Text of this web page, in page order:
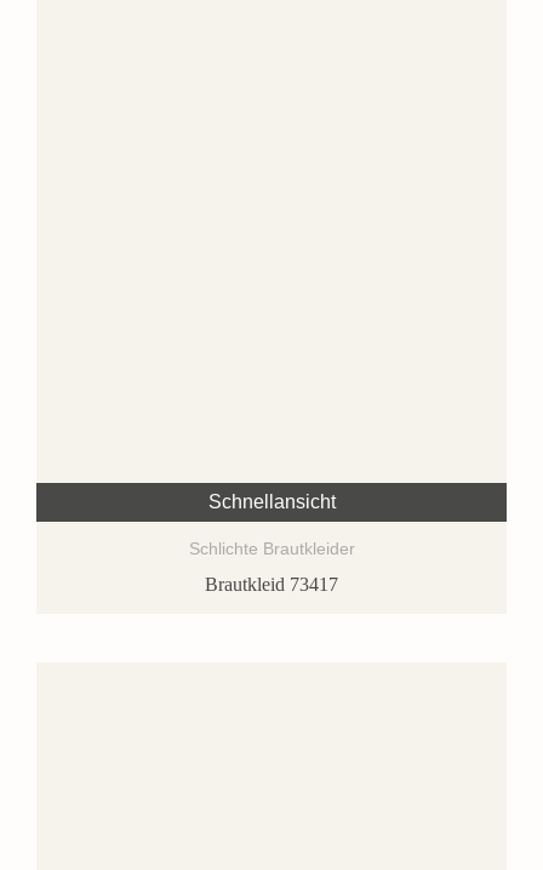
Schnellansicht
Schlichte Brautkleider
Brautkleid 73417